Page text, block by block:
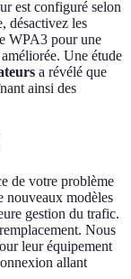
est configuré selon
désactivez les
WPA3 pour une
Une étude
a révélé que
ainsi des
de votre problème
nouveaux modèles
gestion du trafic.
Nous
leur équipement
allant